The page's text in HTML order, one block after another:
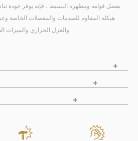
بفضل قوامه ومظهره البسيط ، فإنه يوفر جودة
هيكله المقاوم للصدمات والمفصلات الخاصة
والعزل الحراري والميزات الصديقة للبيئة.